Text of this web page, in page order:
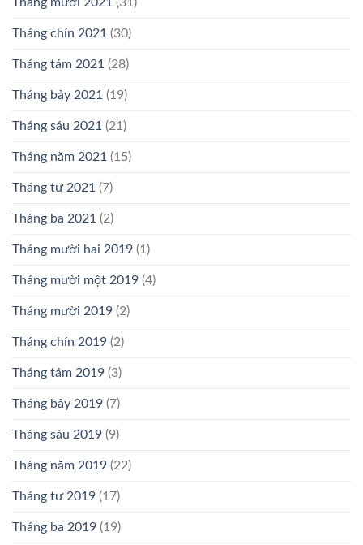
Tháng chín 2021 (30)
Tháng tám 2021 (28)
Tháng bảy 2021 (19)
Tháng sáu 2021 (21)
Tháng năm 2021 (15)
Tháng tư 2021 (7)
Tháng ba 2021 (2)
Tháng mười hai 2019 (1)
Tháng mười một 2019 (4)
Tháng mười 2019 (2)
Tháng chín 2019 (2)
Tháng tám 2019 (3)
Tháng bảy 2019 (7)
Tháng sáu 2019 (9)
Tháng năm 2019 (22)
Tháng tư 2019 (17)
Tháng ba 2019 (19)